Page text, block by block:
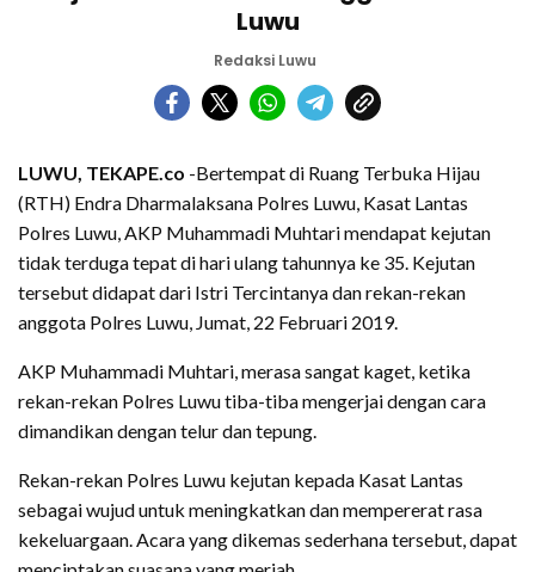
Luwu
Redaksi Luwu
LUWU, TEKAPE.co -Bertempat di Ruang Terbuka Hijau
(RTH) Endra Dharmalaksana Polres Luwu, Kasat Lantas
Polres Luwu, AKP Muhammadi Muhtari mendapat kejutan
tidak terduga tepat di hari ulang tahunnya ke 35. Kejutan
tersebut didapat dari Istri Tercintanya dan rekan-rekan
anggota Polres Luwu, Jumat, 22 Februari 2019.
AKP Muhammadi Muhtari, merasa sangat kaget, ketika
rekan-rekan Polres Luwu tiba-tiba mengerjai dengan cara
dimandikan dengan telur dan tepung.
Rekan-rekan Polres Luwu kejutan kepada Kasat Lantas
sebagai wujud untuk meningkatkan dan mempererat rasa
kekeluargaan. Acara yang dikemas sederhana tersebut, dapat